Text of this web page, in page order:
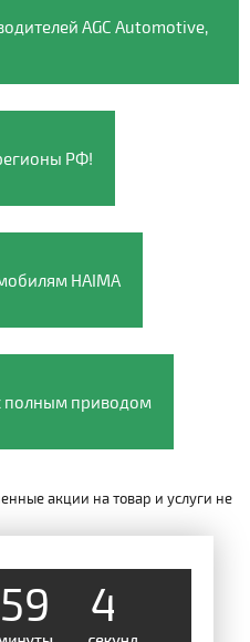
AGC Automotive,
РФ!
HAIMA
полным приводом
акции на товар и услуги не
59 4